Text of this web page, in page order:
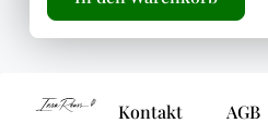
Kontakt AGB